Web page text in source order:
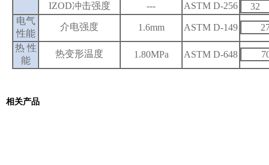
IZOD冲击强度 --- ASTM D-256
32
电气
性能
介电强度 1.6mm ASTM D-149
热 性
能
热变形温度 1.80MPa ASTM D-648
相关产品